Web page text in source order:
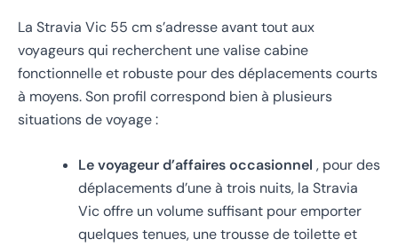
La Stravia Vic 55 cm s’adresse avant tout aux
voyageurs qui recherchent une valise cabine
fonctionnelle et robuste pour des déplacements courts
à moyens. Son profil correspond bien à plusieurs
situations de voyage :
Le voyageur d’affaires occasionnel , pour des
déplacements d’une à trois nuits, la Stravia
Vic offre un volume suffisant pour emporter
quelques tenues, une trousse de toilette et